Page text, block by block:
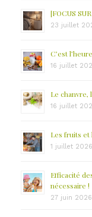
[FOCUS
23 juillet
C’est
16 juillet
Le chanvre,
16 juillet
Les fruits
1 juillet 2026
Efficacité
nécessaire !
27 juin 2026